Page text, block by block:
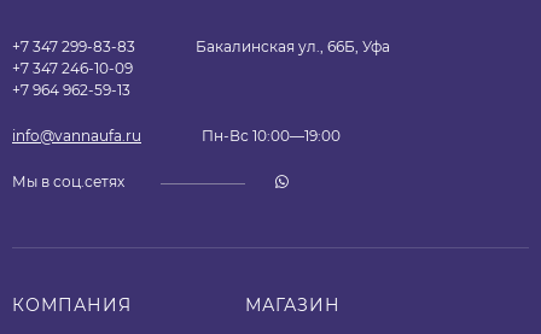
+7 347 299-83-83
+7 347 246-10-09
+7 964 962-59-13
Бакалинская ул., 66Б, Уфа
info@vannaufa.ru Пн-Вс 10:00—19:00
Мы в соц.сетях
КОМПАНИЯ МАГАЗИН